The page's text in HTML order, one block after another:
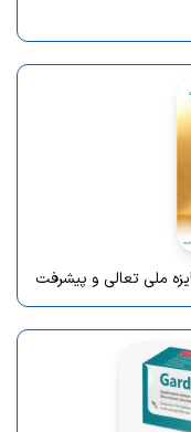
ملی تعالی و پیشرفت